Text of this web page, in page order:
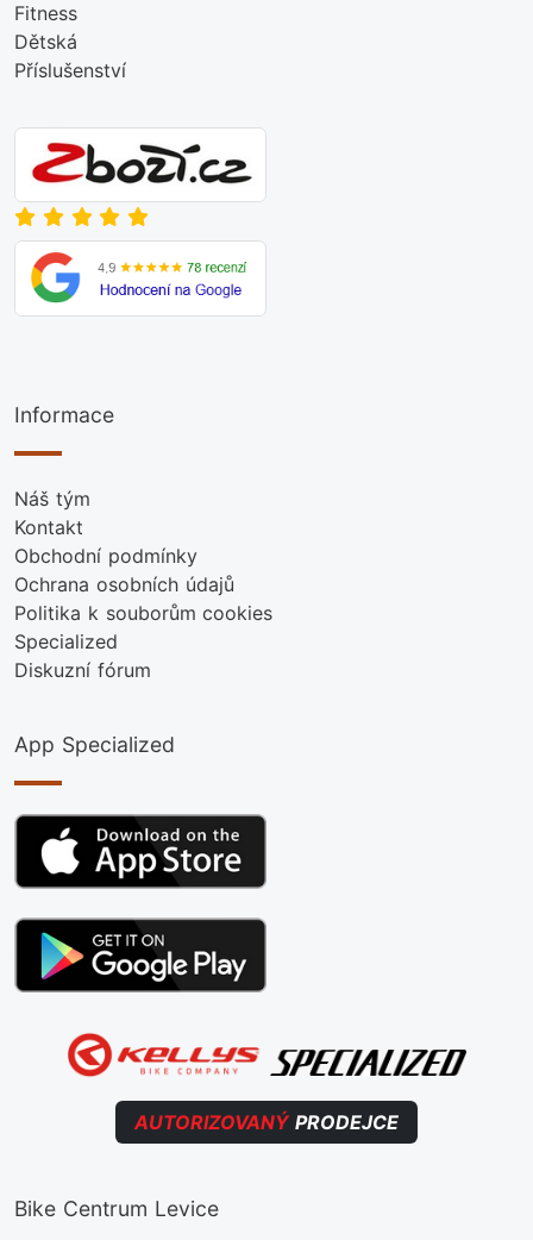
Fitness
Dětská
Příslušenství
Informace
Náš tým
Kontakt
Obchodní podmínky
Ochrana osobních údajů
Politika k souborům cookies
Specialized
Diskuzní fórum
App Specialized
AUTORIZOVANÝPRODEJCE
Bike Centrum Levice